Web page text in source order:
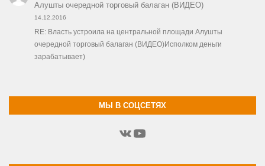
Алушты очередной торговый балаган (ВИДЕО)
14.12.2016
RE: Власть устроила на центральной площади Алушты
очередной торговый балаган (ВИДЕО)Исполком деньги
зарабатывает)
МЫ В СОЦСЕТЯХ
ВКонтакте
YouTube